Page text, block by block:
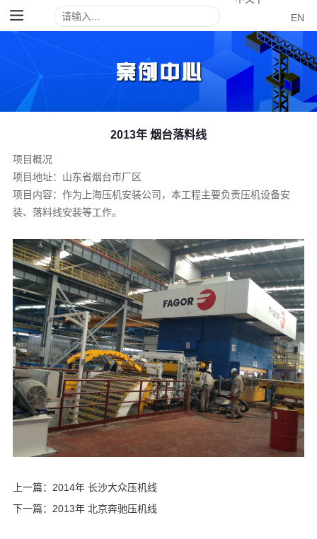
EN
2013年 烟台落料线
项目概况
项目地址：山东省烟台市厂区
项目内容：作为上海压机安装公司，本工程主要负责压机设备安
装、落料线安装等工作。
上一篇： 2014年 长沙大众压机线
下一篇： 2013年 北京奔驰压机线